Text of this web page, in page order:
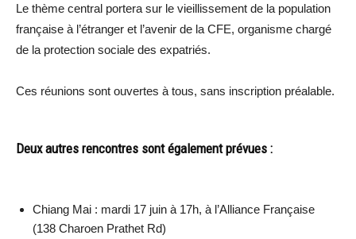
Le thème central portera sur le vieillissement de la population
française à l’étranger et l’avenir de la CFE, organisme chargé
de la protection sociale des expatriés.
Ces réunions sont ouvertes à tous, sans inscription préalable.
Deux autres rencontres sont également prévues :
Chiang Mai : mardi 17 juin à 17h, à l’Alliance Française
(138 Charoen Prathet Rd)